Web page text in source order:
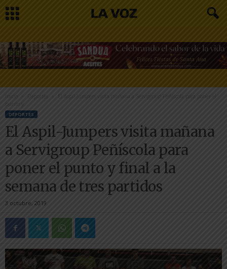
Inicio
El Aspil-Jumpers visita mañana a Servigroup Peñíscola para poner el
punto y...
DEPORTES
El Aspil-Jumpers visita mañana
a Servigroup Peñíscola para
poner el punto y final a la
semana de tres partidos
3 octubre, 2019